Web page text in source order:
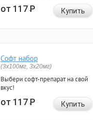
от 117Р Купить
Софт набор
(3x100мг, 3x20мг)
Выбери софт-препарат на свой
вкус!
от 117Р Купить